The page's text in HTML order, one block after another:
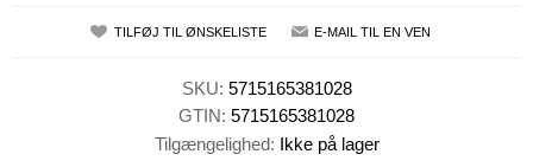
TILFØJ TIL ØNSKELISTE E-MAIL TIL EN VEN
SKU: 5715165381028
GTIN: 5715165381028
Tilgængelighed: Ikke på lager